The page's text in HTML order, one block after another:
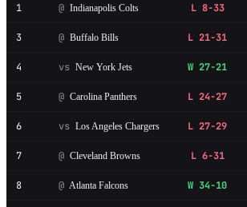
1 @ Indianapolis Colts L 8-33
3 @ Buffalo Bills L 21-31
4 vs New York Jets W 27-21
5 @ Carolina Panthers L 24-27
6 vs Los Angeles Chargers L 27-29
7 @ Cleveland Browns L 6-31
8 @ Atlanta Falcons W 34-10